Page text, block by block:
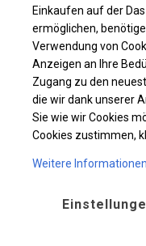
KONSTRUKTION
WINTER
Stahl ca.fi 50 mm
Einkaufen auf der
ermöglichen,
Verwendung von
Anzeigen an Ihre
Zugang zu den
die wir dank unserer
Sie wie wir Cookies
Cookies zustimmen,
Weitere